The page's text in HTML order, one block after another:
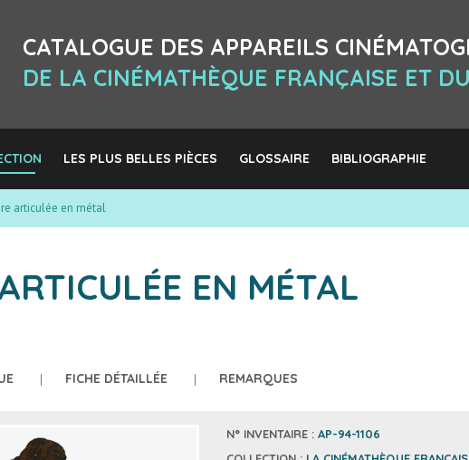
CATALOGUE DES APPAREILS
DE LA CINÉMATHÈQUE FRANÇAISE ET
LES PLUS BELLES PIÈCES GLOSSAIRE BIBLIOGRAPHIE
articulée en métal
EN MÉTAL
FICHE DÉTAILLÉE REMARQUES
N° INVENTAIRE : AP-94-1106